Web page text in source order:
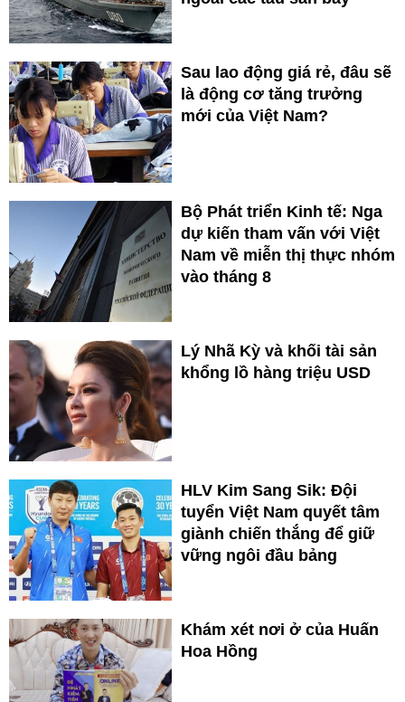
Sau lao động giá rẻ, đâu sẽ
là động cơ tăng trưởng
mới của Việt Nam?
Bộ Phát triển Kinh tế: Nga
dự kiến tham vấn với Việt
Nam về miễn thị thực nhóm
vào tháng 8
Lý Nhã Kỳ và khối tài sản
khổng lồ hàng triệu USD
HLV Kim Sang Sik: Đội
tuyển Việt Nam quyết tâm
giành chiến thắng để giữ
vững ngôi đầu bảng
Khám xét nơi ở của Huấn
Hoa Hồng